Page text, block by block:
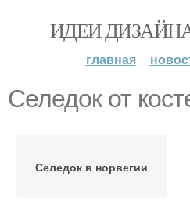
ИДЕИ
главная
Селедок от
Селедок в норвегии